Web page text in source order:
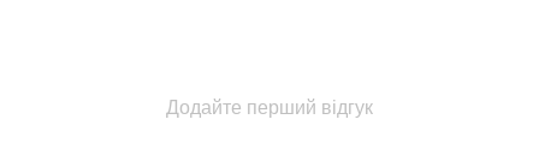
Додайте перший відгук